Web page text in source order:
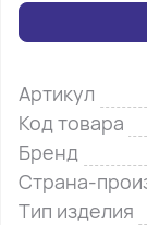
Артикул
Код товара
Бренд
Страна-
Тип изделия